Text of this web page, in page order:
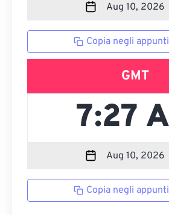
Copia negli appunti
GMT
Copia negli appunti